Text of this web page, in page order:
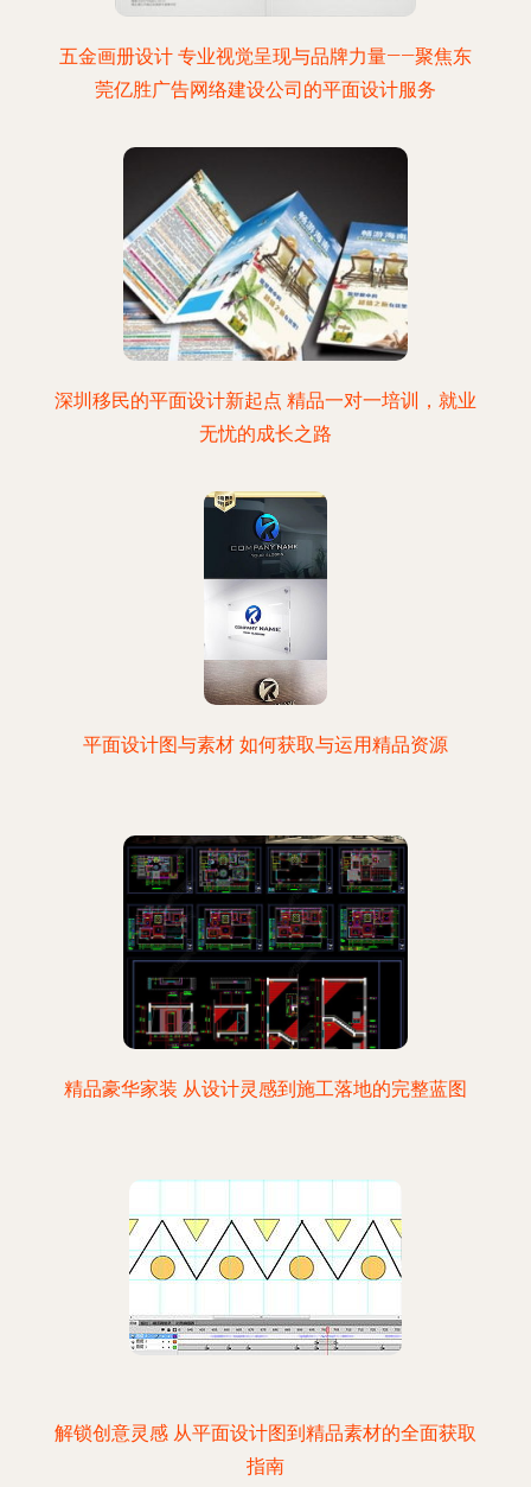
五金画册设计 专业视觉呈现与品牌力量——聚焦东
莞亿胜广告网络建设公司的平面设计服务
深圳移民的平面设计新起点 精品一对一培训，就业
无忧的成长之路
平面设计图与素材 如何获取与运用精品资源
精品豪华家装 从设计灵感到施工落地的完整蓝图
解锁创意灵感 从平面设计图到精品素材的全面获取
指南